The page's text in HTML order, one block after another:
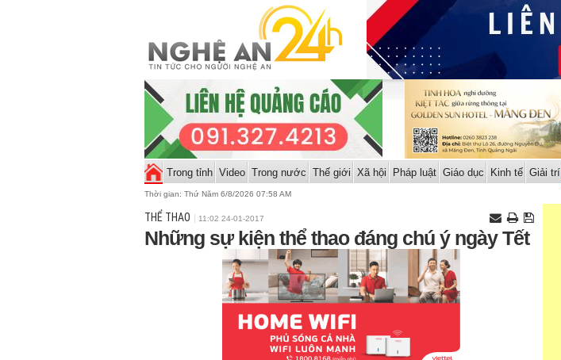
Trong tỉnh Video Trong nước Thế giới Xã hội Pháp luật Giáo dục Kinh tế Giải trí
Thời gian: Thứ Năm 6/8/2026 07:58 AM
THỂ THAO 11:02 24-01-2017
Những sự kiện thể thao đáng chú ý ngày Tết